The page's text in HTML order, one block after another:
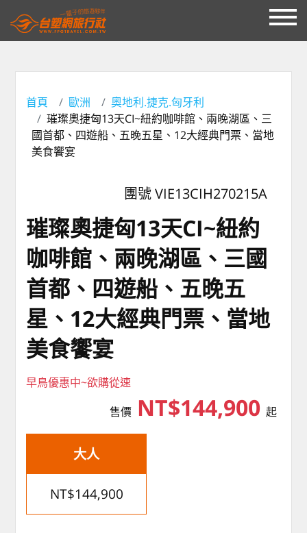
首頁 歐洲
奧地利.捷克.匈牙利
璀璨奧捷匈13天CI~紐約咖啡館、兩晚湖區、三
國首都、四遊船、五晚五星、12大經典門票、當地
美食饗宴
團號 VIE13CIH270215A
璀璨奧捷匈13天CI~紐約
咖啡館、兩晚湖區、三國
首都、四遊船、五晚五
星、12大經典門票、當地
美食饗宴
早鳥優惠中~欲購從速
售價NT$144,900 起
大人
NT$144,900